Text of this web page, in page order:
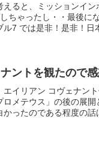
えると、ミッションイ
ちゃったし・・最後に
7 では是非！是非！日
ントを観たので
エイリアン コヴェナン
ロメテウス」の後の展
かったのである程度の